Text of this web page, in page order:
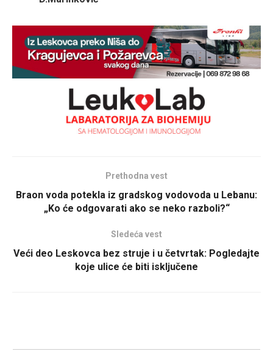
Prethodna vest
Braon voda potekla iz gradskog vodovoda u Lebanu:
„Ko će odgovarati ako se neko razboli?“
Sledeća vest
Veći deo Leskovca bez struje i u četvrtak: Pogledajte
koje ulice će biti isključene